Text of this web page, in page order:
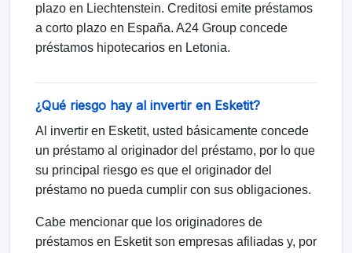
plazo en Liechtenstein. Creditosi emite préstamos
a corto plazo en España. A24 Group concede
préstamos hipotecarios en Letonia.
¿Qué riesgo hay al invertir en Esketit?
Al invertir en Esketit, usted básicamente concede
un préstamo al originador del préstamo, por lo que
su principal riesgo es que el originador del
préstamo no pueda cumplir con sus obligaciones.
Cabe mencionar que los originadores de
préstamos en Esketit son empresas afiliadas y, por